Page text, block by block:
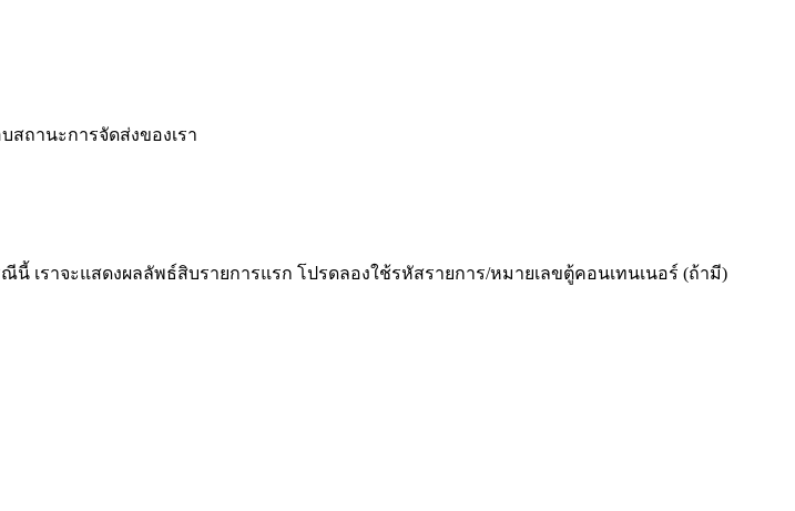
ถานะการจัดส่งของเรา
เราจะแสดงผลลัพธ์สิบรายการแรก โปรดลองใช้รหัสรายการ/หมายเลขตู้คอนเทนเนอร์ (ถ้ามี)